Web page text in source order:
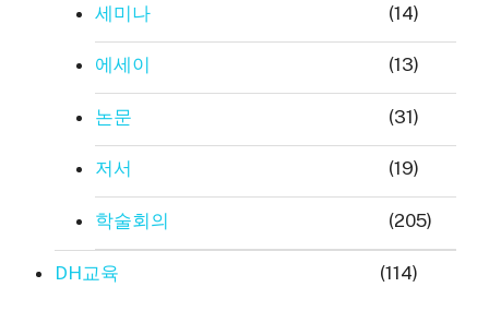
세미나 (14)
에세이 (13)
논문 (31)
저서 (19)
학술회의 (205)
DH교육 (114)